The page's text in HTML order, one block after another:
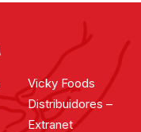
Vicky Foods
Distribuidores –
Extranet